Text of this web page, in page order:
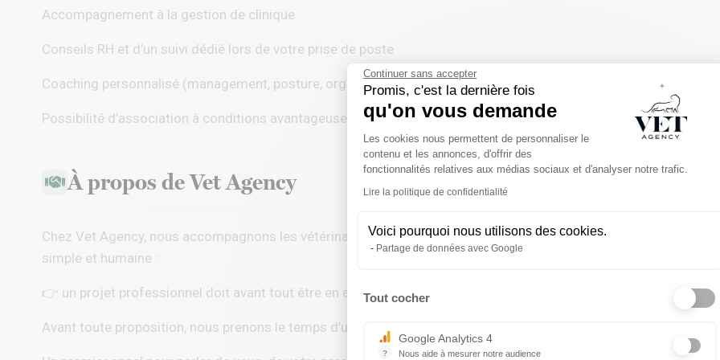
Continuer sans accepter
Promis, c'est la dernière fois
qu'on vous demande
Plateforme de Gestion du
Les cookies nous permettent de personnaliser le
contenu et les annonces, d'offrir des
fonctionnalités relatives aux médias sociaux et d'analyser notre trafic.
Lire la politique de confidentialité
Voici pourquoi nous utilisons des cookies.
Partage de données avec Google
Tout cocher
?
Google Analytics 4
Nous aide à mesurer notre audience
Accompagnement à la gestion de clinique
Conseils RH et d’un suivi dédié lors de votre prise de poste
Coaching personnalisé (management, posture, organisation)
Possibilité d’association à conditions avantageuses (optionnelle, non imposée)
À propos de Vet Agency
Chez Vet Agency, nous accompagnons les vétérinaires et ASV en France et à l’international avec une approche
simple et humaine :
👉 un projet professionnel doit avant tout être en accord avec la personne qui le porte.
Avant toute proposition, nous prenons le temps d’un échange confidentiel, gratuit et sans engagement.